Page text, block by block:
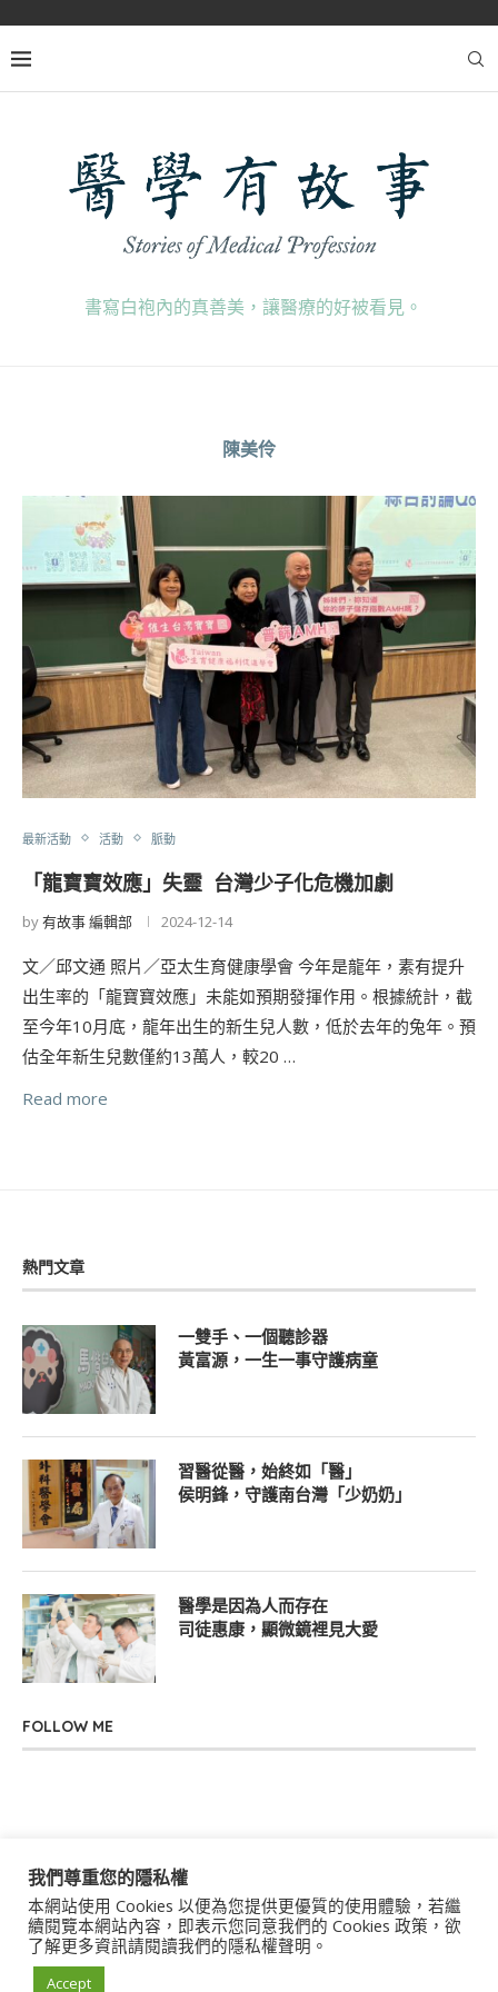
書寫白袍內的真善美，讓醫療的好被看見。
陳美伶
最新活動 活動 脈動
「龍寶寶效應」失靈 台灣少子化危機加劇
by有故事 編輯部 2024-12-14
文／邱文通 照片／亞太生育健康學會 今年是龍年，素有提升
出生率的「龍寶寶效應」未能如預期發揮作用。根據統計，截
至今年10月底，龍年出生的新生兒人數，低於去年的兔年。預
估全年新生兒數僅約13萬人，較20 …
Read more
熱門文章
一雙手、一個聽診器
黃富源，一生一事守護病童
習醫從醫，始終如「醫」
侯明鋒，守護南台灣「少奶奶」
醫學是因為人而存在
司徒惠康，顯微鏡裡見大愛
FOLLOW ME
關於我們 聯絡我們 服務條款 隱私權政策
著作權聲明 作者群
我們尊重您的隱私權
本網站使用 Cookies 以便為您提供更優質的使用體驗，若繼
續閱覽本網站內容，即表示您同意我們的 Cookies 政策，欲
了解更多資訊請閱讀我們的隱私權聲明。
Accept